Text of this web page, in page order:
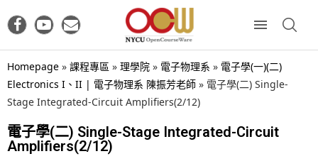
Homepage » 課程專區 » 理學院 » 電子物理系 » 電子學(一)(二)
Electronics I、II | 電子物理系 陳振芳老師 » 電子學(二) Single-
Stage Integrated-Circuit Amplifiers(2/12)
電子學(二) Single-Stage Integrated-Circuit
Amplifiers(2/12)